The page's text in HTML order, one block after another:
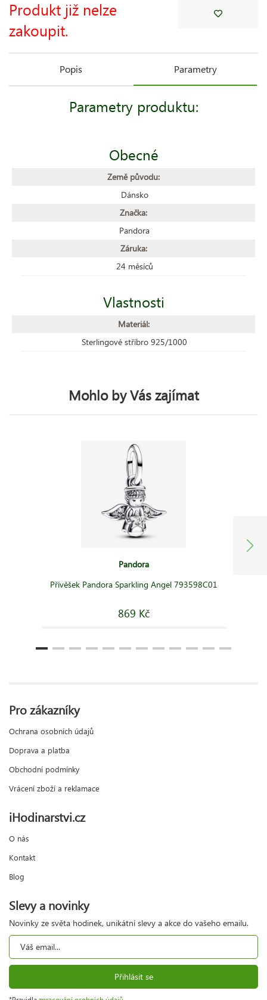
Produkt již nelze
zakoupit.
Popis Parametry
Parametry produktu:
Obecné
Země původu:
Dánsko
Značka:
Pandora
Záruka:
24 měsíců
Vlastnosti
Materiál:
Sterlingové stříbro 925/1000
Mohlo by Vás zajímat
Pandora
Přívěšek Pandora Sparkling Angel 793598C01
869 Kč
Pro zákazníky
Ochrana osobních údajů
Doprava a platba
Obchodní podmínky
Vrácení zboží a reklamace
iHodinarstvi.cz
O nás
Kontakt
Blog
Slevy a novinky
Novinky ze světa hodinek, unikátní slevy a akce do vašeho emailu.
Přihlásit se